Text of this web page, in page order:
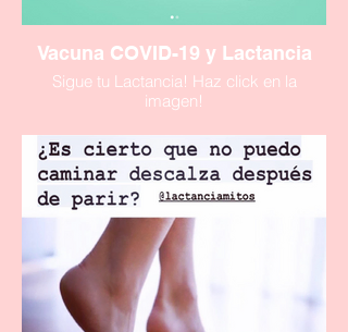
Vacuna COVID-19 y Lactancia
Sigue tu Lactancia! Haz click en la
imagen!